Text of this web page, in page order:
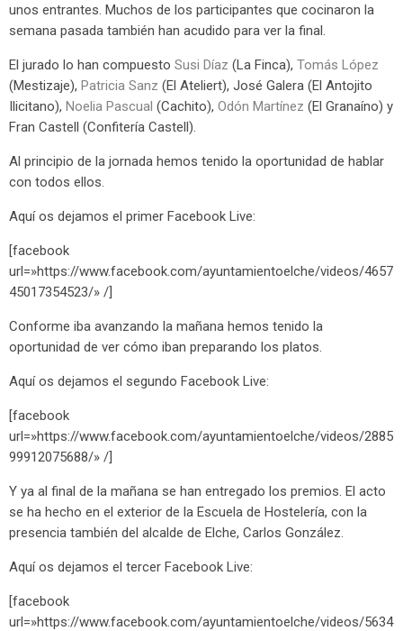
unos entrantes. Muchos de los participantes que cocinaron la
semana pasada también han acudido para ver la final.
El jurado lo han compuesto Susi Díaz (La Finca), Tomás López
(Mestizaje), Patricia Sanz (El Ateliert), José Galera (El Antojito
Ilicitano), Noelia Pascual (Cachito), Odón Martínez (El Granaíno) y
Fran Castell (Confitería Castell).
Al principio de la jornada hemos tenido la oportunidad de hablar
con todos ellos.
Aquí os dejamos el primer Facebook Live:
[facebook
url=»https://www.facebook.com/ayuntamientoelche/videos/4657
45017354523/» /]
Conforme iba avanzando la mañana hemos tenido la
oportunidad de ver cómo iban preparando los platos.
Aquí os dejamos el segundo Facebook Live:
[facebook
url=»https://www.facebook.com/ayuntamientoelche/videos/2885
99912075688/» /]
Y ya al final de la mañana se han entregado los premios. El acto
se ha hecho en el exterior de la Escuela de Hostelería, con la
presencia también del alcalde de Elche, Carlos González.
Aquí os dejamos el tercer Facebook Live:
[facebook
url=»https://www.facebook.com/ayuntamientoelche/videos/5634